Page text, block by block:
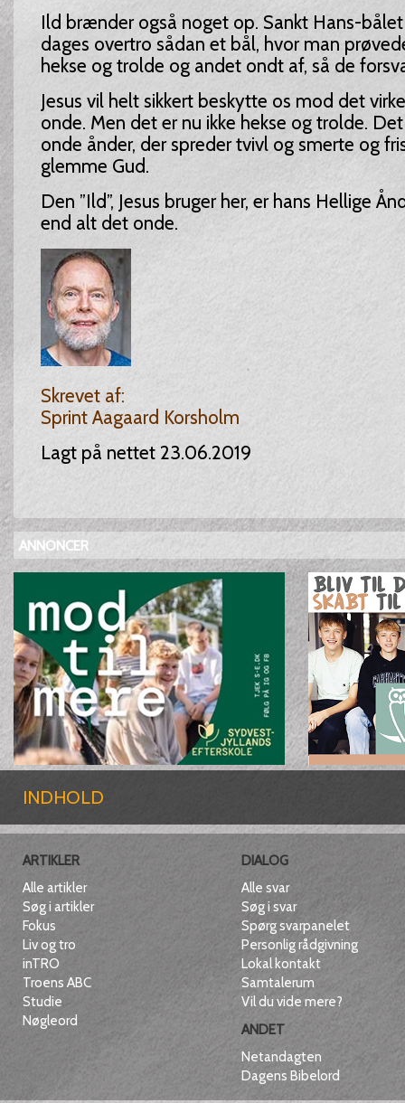
Ild brænder også noget op. Sankt Hans-
dages overtro sådan et bål, hvor man
hekse og trolde og andet ondt af, så de
Jesus vil helt sikkert beskytte os mod det
onde. Men det er nu ikke hekse og trolde.
onde ånder, der spreder tvivl og smerte og
glemme Gud.
Den ”Ild”, Jesus bruger her, er hans Hellige
end alt det onde.
Skrevet af:
Sprint Aagaard Korsholm
Lagt på nettet 23.06.2019
ANNONCER
INDHOLD
ARTIKLER
Alle artikler
Søg i artikler
Fokus
Liv og tro
inTRO
Troens ABC
Studie
Nøgleord
DIALOG
Alle svar
Søg i svar
Spørg svarpanelet
Personlig rådgivning
Lokal kontakt
Samtalerum
Vil du vide mere?
ANDET
Netandagten
Dagens Bibelord